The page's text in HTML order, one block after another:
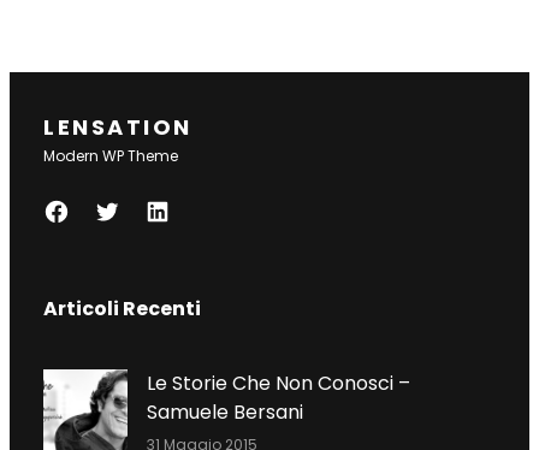
LENSATION
Modern WP Theme
F
E
O
O
K
T
T
E
R
L
K
N
Articoli Recenti
Le Storie Che Non Conosci –
Samuele Bersani
31 Maggio 2015